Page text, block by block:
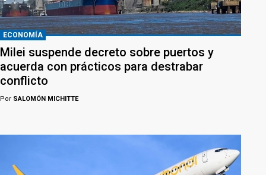
ECONOMÍA
Milei suspende decreto sobre puertos y
acuerda con prácticos para destrabar
conflicto
Por SALOMÓN MICHITTE